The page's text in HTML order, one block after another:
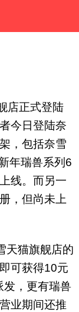
店正式登陆
今日登陆奈
，包括奈雪
年瑞兽系列6
线。而另一
，但尚未上
天猫旗舰店的
可获得10元
发，更有瑞兽
业期间还推